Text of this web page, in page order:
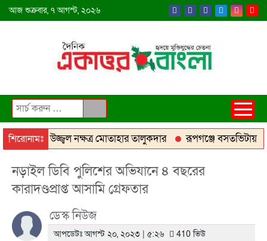
আজ শুক্রবার, ৭ আগস্ট, ২০২৬
শিরোনামঃউজ্জ্বল নক্ষত্র মোতাহার তালুকদার রূপগঞ্জে বসতভিটায় বালু
নড়াইল ডিবি পুলিশের অভিযানে ৪ বছরের
কারাদণ্ডপ্রাপ্ত আসামি গ্রেফতার
ডেস্ক নিউজ
আপডেটঃ আগস্ট ২০, ২০২৩ | ৫:২৬ 410 ভিউ